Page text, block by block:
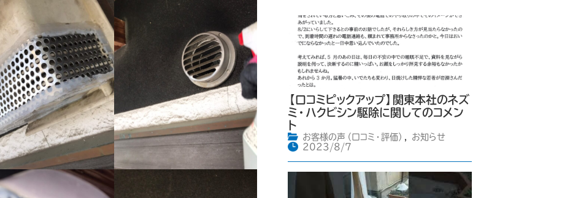
【口コミピックアップ】関東本社のネズ
ミ・ハクビシン駆除に関してのコメン
ト
お客様の声（口コミ・評価）
お知らせ
2023/8/7